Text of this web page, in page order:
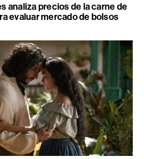
analiza precios de la carne de
evaluar mercado de bolsos